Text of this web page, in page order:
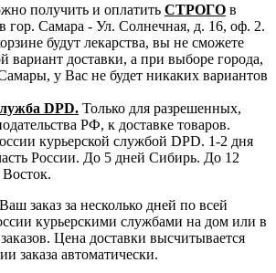
получить и оплатить СТРОГО в
гор. Самара - Ул. Солнечная, д. 16, оф. 2.
будут лекарства, вы не сможете
вариант доставки, а при выборе города,
у Вас не будет никаких вариантов
DPD. Только для разрешенных,
РФ, к доставке товаров.
курьерской службой DPD. 1-2 дня
России. До 5 дней Сибирь. До 12
заказ за несколько дней по всей
курьерскими службами на дом или в
Цена доставки высчитывается
заказа автоматически.